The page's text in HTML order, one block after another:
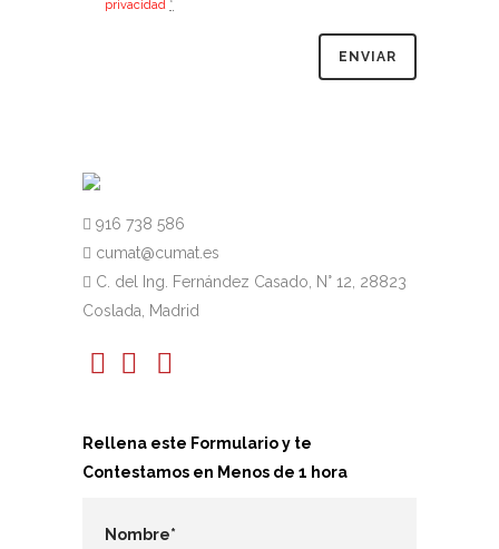
privacidad *
916 738 586
cumat@cumat.es
C. del Ing. Fernández Casado, N° 12, 28823
Coslada, Madrid
Rellena este Formulario y te
Contestamos en Menos de 1 hora
Nombre*